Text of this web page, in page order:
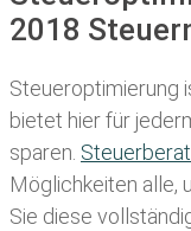
2018
Steueroptimierung
bietet hier für
sparen.
Möglichkeiten alle,
Sie diese